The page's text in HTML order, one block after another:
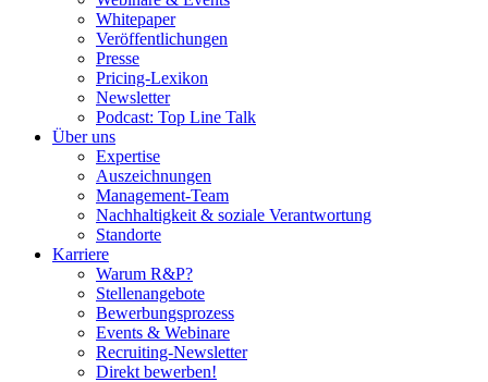
Whitepaper
Veröffentlichungen
Presse
Pricing-Lexikon
Newsletter
Podcast: Top Line Talk
Über uns
Expertise
Auszeichnungen
Management-Team
Nachhaltigkeit & soziale Verantwortung
Standorte
Karriere
Warum R&P?
Stellenangebote
Bewerbungsprozess
Events & Webinare
Recruiting-Newsletter
Direkt bewerben!